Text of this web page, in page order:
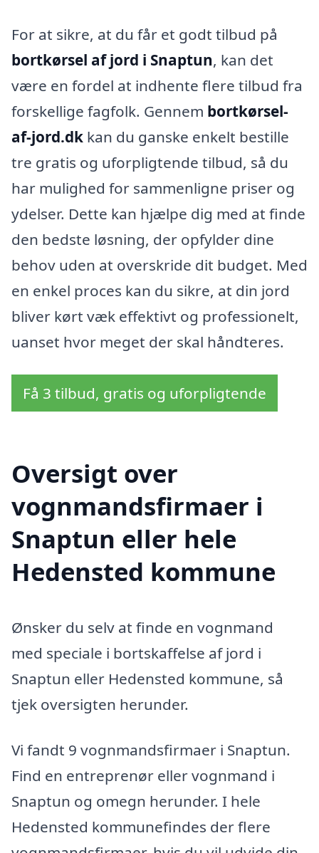
For at sikre, at du får et godt tilbud på
bortkørsel af jord i Snaptun, kan det
være en fordel at indhente flere tilbud fra
forskellige fagfolk. Gennem bortkørsel-
af-jord.dk kan du ganske enkelt bestille
tre gratis og uforpligtende tilbud, så du
har mulighed for sammenligne priser og
ydelser. Dette kan hjælpe dig med at finde
den bedste løsning, der opfylder dine
behov uden at overskride dit budget. Med
en enkel proces kan du sikre, at din jord
bliver kørt væk effektivt og professionelt,
uanset hvor meget der skal håndteres.
Få 3 tilbud, gratis og uforpligtende
Oversigt over
vognmandsfirmaer i
Snaptun eller hele
Hedensted kommune
Ønsker du selv at finde en vognmand
med speciale i bortskaffelse af jord i
Snaptun eller Hedensted kommune, så
tjek oversigten herunder.
Vi fandt 9 vognmandsfirmaer i Snaptun.
Find en entreprenør eller vognmand i
Snaptun og omegn herunder. I hele
Hedensted kommunefindes der flere